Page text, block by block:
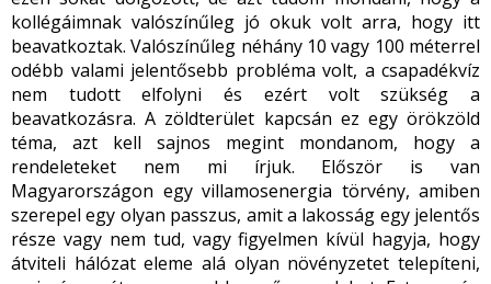
kollégáimnak valószínűleg jó okuk volt arra, hogy itt
beavatkoztak. Valószínűleg néhány 10 vagy 100 méterrel
odébb valami jelentősebb probléma volt, a csapadékvíz
nem tudott elfolyni és ezért volt szükség a
beavatkozásra. A zöldterület kapcsán ez egy örökzöld
téma, azt kell sajnos megint mondanom, hogy a
rendeleteket nem mi írjuk. Először is van
Magyarországon egy villamosenergia törvény, amiben
szerepel egy olyan passzus, amit a lakosság egy jelentős
része vagy nem tud, vagy figyelmen kívül hagyja, hogy
átviteli hálózat eleme alá olyan növényzetet telepíteni,